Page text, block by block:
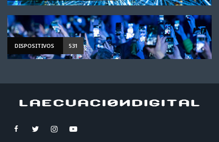
DISPOSITIVOS 531